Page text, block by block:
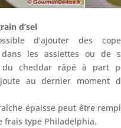
d’sel
d’ajouter des
dans les assiettes ou de
du cheddar râpé à part
au dernier moment
épaisse peut être
frais type Philadelphia.